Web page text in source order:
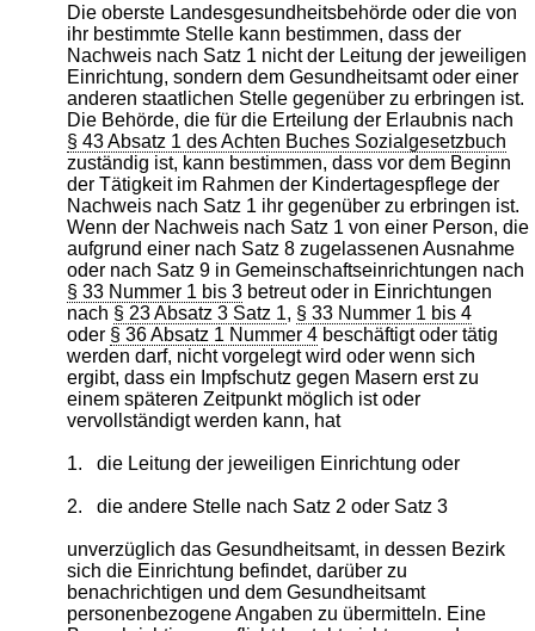
Die oberste Landesgesundheitsbehörde oder die von
ihr bestimmte Stelle kann bestimmen, dass der
Nachweis nach Satz 1 nicht der Leitung der jeweiligen
Einrichtung, sondern dem Gesundheitsamt oder einer
anderen staatlichen Stelle gegenüber zu erbringen ist.
Die Behörde, die für die Erteilung der Erlaubnis nach
§ 43 Absatz 1 des Achten Buches Sozialgesetzbuch
zuständig ist, kann bestimmen, dass vor dem Beginn
der Tätigkeit im Rahmen der Kindertagespflege der
Nachweis nach Satz 1 ihr gegenüber zu erbringen ist.
Wenn der Nachweis nach Satz 1 von einer Person, die
aufgrund einer nach Satz 8 zugelassenen Ausnahme
oder nach Satz 9 in Gemeinschaftseinrichtungen nach
§ 33 Nummer 1 bis 3betreut oder in Einrichtungen
nach § 23 Absatz 3 Satz 1, § 33 Nummer 1 bis 4
oder § 36 Absatz 1 Nummer 4beschäftigt oder tätig
werden darf, nicht vorgelegt wird oder wenn sich
ergibt, dass ein Impfschutz gegen Masern erst zu
einem späteren Zeitpunkt möglich ist oder
vervollständigt werden kann, hat
1. die Leitung der jeweiligen Einrichtung oder
2. die andere Stelle nach Satz 2 oder Satz 3
unverzüglich das Gesundheitsamt, in dessen Bezirk
sich die Einrichtung befindet, darüber zu
benachrichtigen und dem Gesundheitsamt
personenbezogene Angaben zu übermitteln. Eine